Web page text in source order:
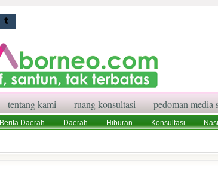
tentang kami ruang konsultasi pedoman media
Berita Daerah Daerah Hiburan Konsultasi